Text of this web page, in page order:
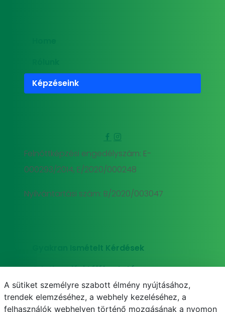
Képzéseink
Felnőttképzési engedélyszám: E-
000293/2014, E/2020/000248
Nyilvántartási szám: B/2020/003047
Gyakran Ismételt Kérdések
Adatkezelési tájékoztató
Süti (cookie) tájékoztató
A sütiket személyre szabott élmény nyújtásához,
trendek elemzéséhez, a webhely kezeléséhez, a
felhasználók webhelyen történő mozgásának a nyomon